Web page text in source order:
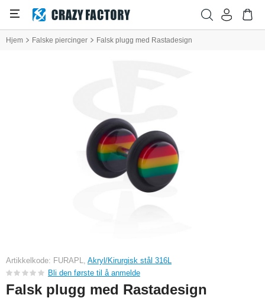
Hjem Falske piercinger Falsk plugg med Rastadesign
Artikkelkode: FURAPL, Akryl/Kirurgisk stål 316L
Bli den første til å anmelde
Falsk plugg med Rastadesign